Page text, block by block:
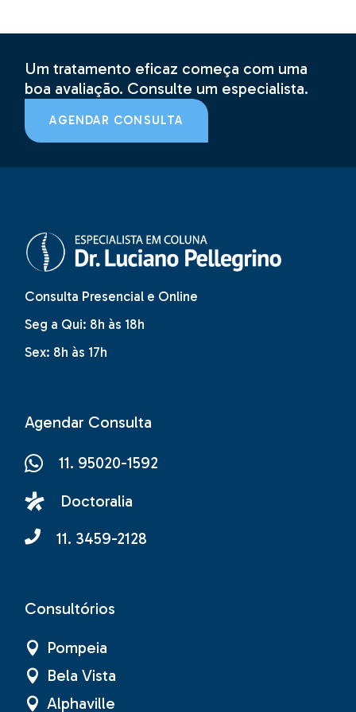
Um tratamento eficaz começa com uma
boa avaliação. Consulte um especialista.
AGENDAR CONSULTA
Consulta Presencial e Online
Seg a Qui: 8h às 18h
Sex: 8h às 17h
Agendar Consulta
11. 95020-1592
Doctoralia
11. 3459-2128
Consultórios
Pompeia
Bela Vista
Alphaville